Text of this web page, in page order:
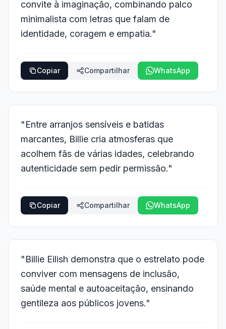
convite à imaginação, combinando palco
minimalista com letras que falam de
identidade, coragem e empatia."
Copiar Compartilhar WhatsApp
"Entre arranjos sensíveis e batidas
marcantes, Billie cria atmosferas que
acolhem fãs de várias idades, celebrando
autenticidade sem pedir permissão."
Copiar Compartilhar WhatsApp
"Billie Eilish demonstra que o estrelato pode
conviver com mensagens de inclusão,
saúde mental e autoaceitação, ensinando
gentileza aos públicos jovens."